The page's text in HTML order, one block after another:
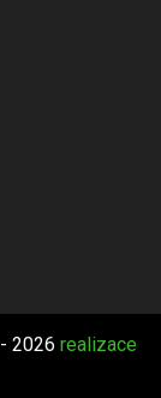
2026 realizace